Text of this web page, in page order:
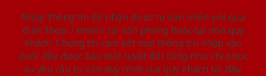
Nhập thông tin để nhận được tư vấn miễn phí qua
điện thoại / email/ tại văn phòng hoặc tại nhà quý
khách. Chúng tôi cam kết mọi thông tin nhập vào
dưới đây được bảo mật tuyệt đối cũng như chỉ phục
vụ yêu cầu tư vấn duy nhất của quý khách tại đây.